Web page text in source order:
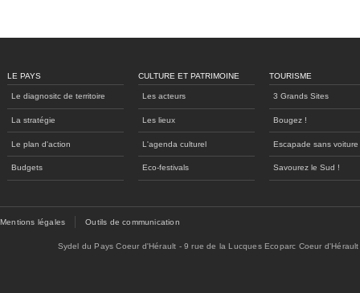
LE PAYS
Le diagnositc de territoire
La stratégie
Le plan d'action
Budgets
CULTURE ET PATRIMOINE
Les acteurs
Les lieux
L'agenda culturel
Eco-festivals
TOURISME
3 Grands Sites
Bougez !
Escapade sans voiture
Savourez le Sud !
Mentions légales Outils de communication
Sydel du Pays Coeur d'Hérault - 9 rue de la Lucques Ecoparc Coeur